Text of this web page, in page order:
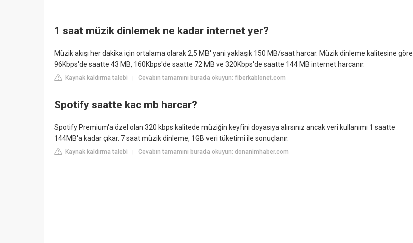
1 saat müzik dinlemek ne kadar internet yer?
Müzik akışı her dakika için ortalama olarak 2,5 MB' yani yaklaşık 150 MB/saat harcar. Müzik dinleme kalitesine göre
96Kbps'de saatte 43 MB, 160Kbps'de saatte 72 MB ve 320Kbps'de saatte 144 MB internet harcanır.
Kaynak kaldırma talebi Cevabın tamamını burada okuyun: fiberkablonet.com
Spotify saatte kac mb harcar?
Spotify Premium'a özel olan 320 kbps kalitede müziğin keyfini doyasıya alırsınız ancak veri kullanımı 1 saatte
144MB'a kadar çıkar. 7 saat müzik dinleme, 1GB veri tüketimi ile sonuçlanır.
Kaynak kaldırma talebi Cevabın tamamını burada okuyun: donanimhaber.com